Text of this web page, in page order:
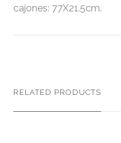
cajones: 77X21.5cm.
RELATED PRODUCTS